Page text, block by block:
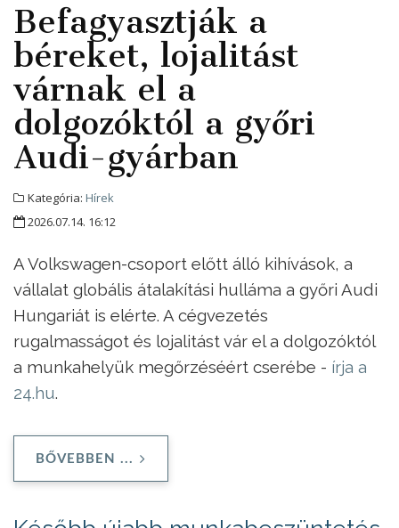
Befagyasztják a
béreket, lojalitást
várnak el a
dolgozóktól a győri
Audi-gyárban
Kategória: Hírek
2026.07.14. 16:12
A Volkswagen-csoport előtt álló kihívások, a
vállalat globális átalakítási hulláma a győri Audi
Hungariát is elérte. A cégvezetés
rugalmasságot és lojalitást vár el a dolgozóktól
a munkahelyük megőrzéséért cserébe - írja a
24.hu.
BŐVEBBEN ...